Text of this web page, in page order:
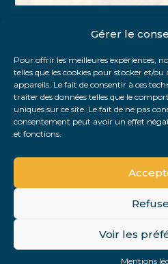
Gérer le
Pour offrir les meilleures expériences,
telles que les cookies pour stocker et/
appareils. Le fait de consentir à ces
traiter des données telles que le
uniques sur ce site. Le fait de ne pas
consentement peut avoir un effet
et fonctions.
Voir les
Mentions
FaceBook
TwitterLinkedIn
Footer
PLAN DU
MENTIONS